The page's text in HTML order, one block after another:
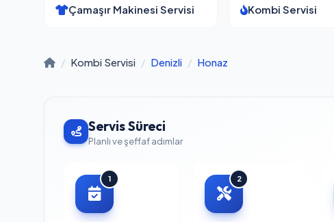
Çamaşır Makinesi Servisi Kombi Servisi
/ Kombi Servisi / Denizli / Honaz
Servis Süreci
Planlı ve şeffaf adımlar
1 2